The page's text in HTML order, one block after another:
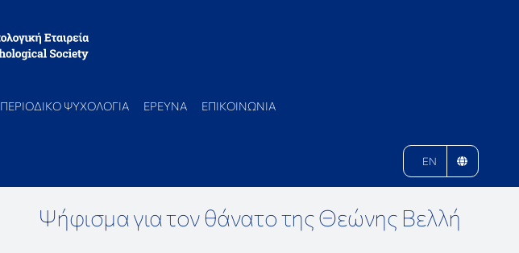
ΠΕΡΙΟΔΙΚΟ ΨΥΧΟΛΟΓΙΑ ΕΡΕΥΝΑ ΕΠΙΚΟΙΝΩΝΙΑ
EN
Ψήφισμα για τον θάνατο της Θεώνης Βελλή